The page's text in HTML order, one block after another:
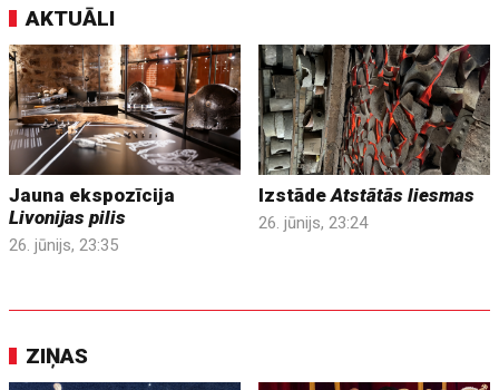
AKTUĀLI
Jauna ekspozīcija
Livonijas pilis
26. jūnijs, 23:35
IzstādeAtstātās liesmas
26. jūnijs, 23:24
ZIŅAS